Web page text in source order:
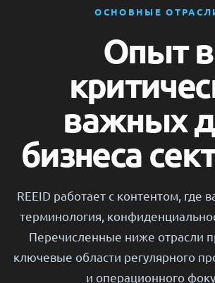
ОСНОВНЫЕ
Опыт в
важных
бизнеса
REEID работает с контентом, где
терминология,
Перечисленные ниже отрасли
ключевые области регулярного
и операционного